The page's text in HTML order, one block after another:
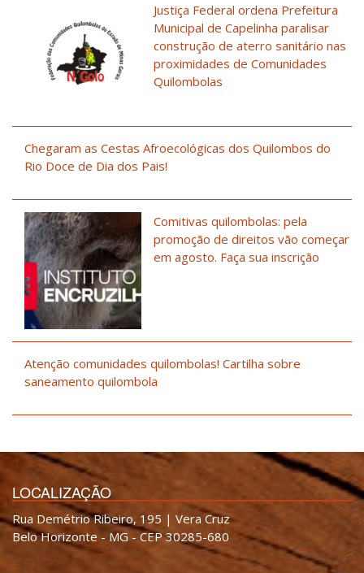
Justiça Federal ordena Prefeitura
Municipal de Capelinha paralisar
construção de aterro sanitário nas
proximidades de Comunidades
Quilombolas
Chegaram as Cestas Afroecológicas dos Quilombos do
Rio Doce de Dia dos Pais!
Comitivas quilombolas: pela
promoção de direitos vão começar
em agosto. Faça sua inscrição
Atenção comunidades quilombolas! Cartilha sobre
saneamento quilombola
LOCALIZAÇÃO
Rua Demétrio Ribeiro, 195 | Vera Cruz
Belo Horizonte - MG - CEP 30285-680